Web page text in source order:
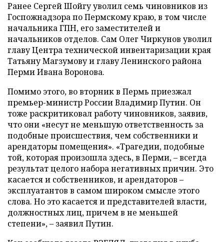
Ранее Сергей Шойгу уволил семь чиновников из
Госпожнадзора по Пермскому краю, в том числе
начальника ГПН, его заместителей и
начальников отделов. Сам Олег Чиркунов уволил
главу Центра технической инвентаризации края
Татьяну Магзумову и главу Ленинского района
Перми Ивана Воронова.
Помимо этого, во вторник в Пермь приезжал
премьер-министр России Владимир Путин. Он
тоже раскритиковал работу чиновников, заявив,
что они «несут не меньшую ответственность за
подобные происшествия, чем собственники и
арендаторы помещения». «Трагедии, подобные
той, которая произошла здесь, в Перми, – всегда
результат целого набора негативных причин. Это
касается и собственников, и арендаторов –
эксплуатантов в самом широком смысле этого
слова. Но это касается и представителей власти,
должностных лиц, причем в не меньшей
степени», – заявил Путин.